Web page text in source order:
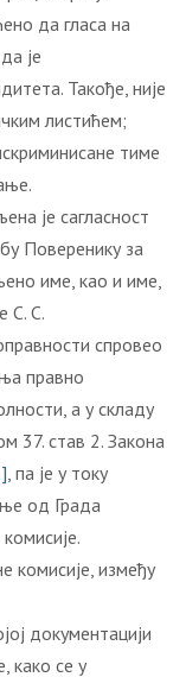
да гласа на
је
Такође, није
листићем;
тиме
је сагласност
Поверенику за
име, као и име,
С. С.
спровео
правно
a у складу
37. став 2. Закона
, па је у току
од Града
комисије, између
документацији
како се у